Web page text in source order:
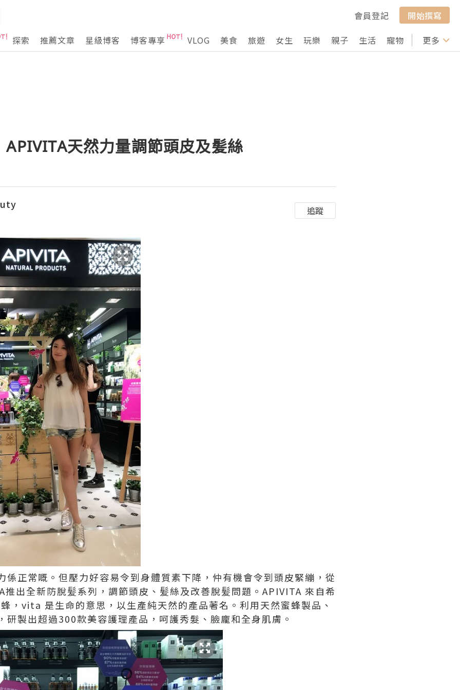
會員登記
開始撰寫
探索
推薦文章 星級博客 博客專享 VLOG 美食 旅遊 女生 玩樂 親子 生活 寵物 行山 打卡
更多
天然力量調節頭皮及髪絲
追蹤
係正常嘅。但壓力好容易令到身體質素下降，仲有機會令到頭皮緊繃，從
推出全新防脫髪系列，調節頭皮、髪絲及改善脫髪問題。APIVITA 來自希
，vita 是生命的意思，以生產純天然的產品著名。利用天然蜜蜂製品、
研製出超過300款美容護理產品，呵護秀髮、臉龐和全身肌膚。